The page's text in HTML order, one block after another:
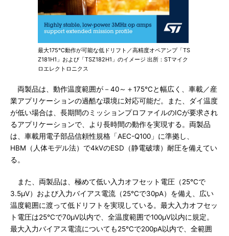
最大175℃動作が可能な低ドリフト／高精度オペアンプ「TS
Z181H1」および「TSZ182H1」のイメージ 出所：STマイク
ロエレクトロニクス
両製品は、動作温度範囲が－40～＋175℃と幅広く、車載／産
業アプリケーションの過酷な環境に対応可能だ。また、ダイ温度
が低い場合は、長期間のミッションプロファイルのICが要求され
るアプリケーションで、より長時間の動作を実現する。両製品
は、車載用電子部品信頼性規格「AEC-Q100」に準拠し、
HBM（人体モデル法）で4kVのESD（静電破壊）耐圧を備えてい
る。
また、両製品は、極めて低い入力オフセット電圧（25℃で
3.5μV）および入力バイアス電流（25℃で30pA）を備え、広い
温度範囲に渡って低ドリフトを実現している。最大入力オフセッ
ト電圧は25℃で70μV以内で、全温度範囲で100μV以内に規定。
最大入力バイアス電流についても25℃で200pA以内で、全範囲